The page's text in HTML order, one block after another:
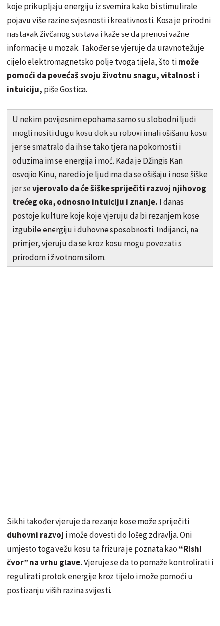
koje prikupljaju energiju iz svemira kako bi stimulirale
pojavu više razine svjesnosti i kreativnosti. Kosa je prirodni
nastavak živčanog sustava i kaže se da prenosi važne
informacije u mozak. Također se vjeruje da uravnotežuje
cijelo elektromagnetsko polje tvoga tijela, što timože
pomoći da povećaš svoju životnu snagu, vitalnost i
intuiciju, piše Gostica.
U nekim povijesnim epohama samo su slobodni ljudi
mogli nositi dugu kosu dok su robovi imali ošišanu kosu
jer se smatralo da ih se tako tjera na pokornosti i
oduzima im se energija i moć. Kada je Džingis Kan
osvojio Kinu, naredio je ljudima da se ošišaju i nose šiške
jer sevjerovalo da će šiške spriječiti razvoj njihovog
trećeg oka, odnosno intuiciju i znanje. I danas
postoje kulture koje koje vjeruju da bi rezanjem kose
izgubile energiju i duhovne sposobnosti. Indijanci, na
primjer, vjeruju da se kroz kosu mogu povezati s
prirodom i životnom silom.
Sikhi također vjeruje da rezanje kose može spriječiti
duhovni razvoj i može dovesti do lošeg zdravlja. Oni
umjesto toga vežu kosu ta frizura je poznata kao“Rishi
čvor” na vrhu glave.Vjeruje se da to pomaže kontrolirati i
regulirati protok energije kroz tijelo i može pomoći u
postizanju viših razina svijesti.